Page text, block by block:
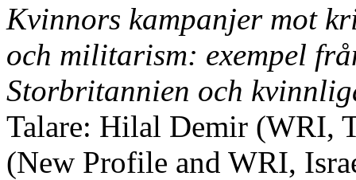
Kvinnors kampanjer mot
och militarism: exempel
Storbritannien och
Talare: Hilal Demir (WRI,
(New Profile and WRI,